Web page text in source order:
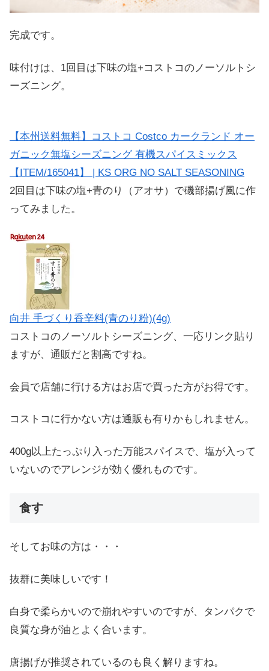
完成です。
味付けは、1回目は下味の塩+コストコのノーソルトシ
ーズニング。
【本州送料無料】コストコ Costco カークランド オー
ガニック無塩シーズニング 有機スパイスミックス
【ITEM/165041】 | KS ORG NO SALT SEASONING
2回目は下味の塩+青のり（アオサ）で磯部揚げ風に作
ってみました。
向井 手づくり香辛料(青のり粉)(4g)
コストコのノーソルトシーズニング、一応リンク貼り
ますが、通販だと割高ですね。
会員で店舗に行ける方はお店で買った方がお得です。
コストコに行かない方は通販も有りかもしれません。
400g以上たっぷり入った万能スパイスで、塩が入って
いないのでアレンジが効く優れものです。
食す
そしてお味の方は・・・
抜群に美味しいです！
白身で柔らかいので崩れやすいのですが、タンパクで
良質な身が油とよく合います。
唐揚げが推奨されているのも良く解りますね。